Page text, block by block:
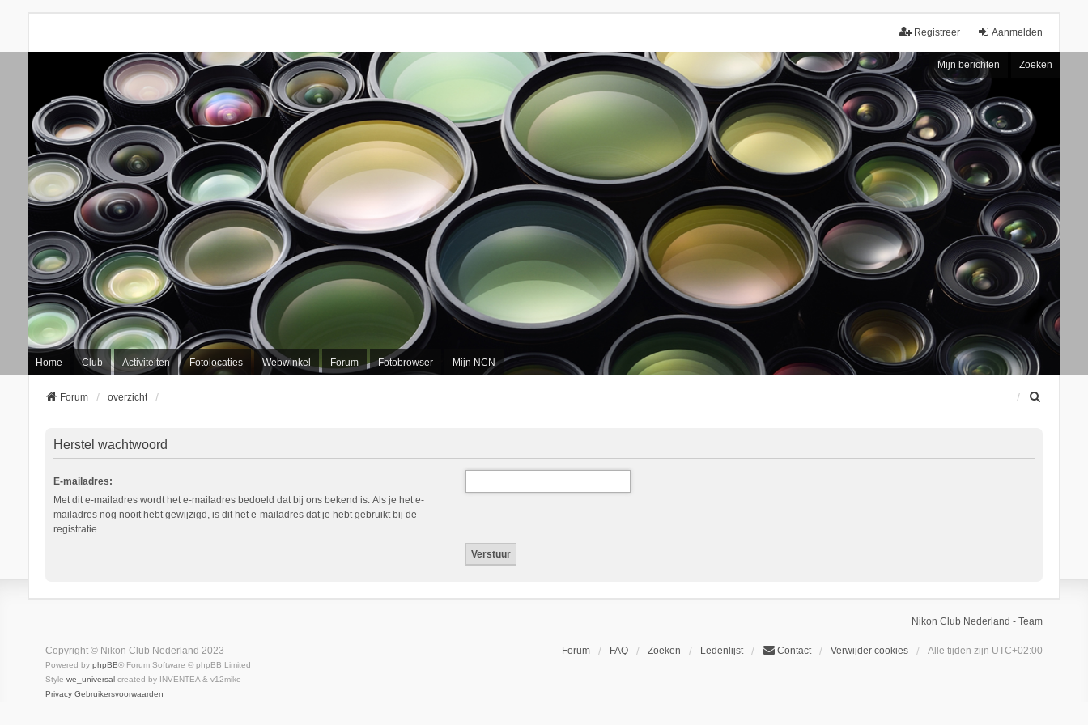
Aanmelden
Registreer
Mijn berichten Zoeken
Home Club Activiteiten Fotolocaties Webwinkel Forum Fotobrowser Mijn NCN
Forum overzicht
Herstel wachtwoord
E-mailadres:
Met dit e-mailadres wordt het e-mailadres bedoeld dat bij ons bekend is. Als je het e-
mailadres nog nooit hebt gewijzigd, is dit het e-mailadres dat je hebt gebruikt bij de
registratie.
Nikon Club Nederland - Team
Forum FAQ Zoeken Ledenlijst Contact Verwijder cookies Alle tijden zijn UTC+02:00
Copyright © Nikon Club Nederland 2023
Powered by phpBB® Forum Software © phpBB Limited
Style we_universalcreated by INVENTEA & v12mike
Privacy Gebruikersvoorwaarden